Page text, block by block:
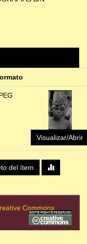
Visualizar/Abrir
del ítem
Commons